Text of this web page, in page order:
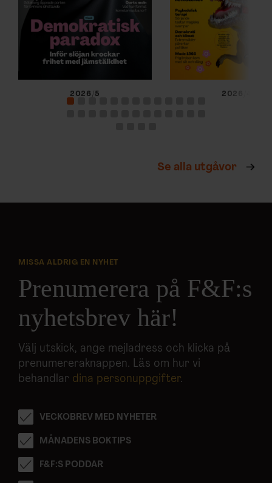
2026/5 2026/4
Se alla utgåvor
MISSA ALDRIG EN NYHET
Prenumerera på F&F:s
nyhetsbrev här!
Välj utskick, ange mejladress och klicka på
prenumereraknappen. Läs om hur vi
behandlar dina personuppgifter.
VECKOBREV MED NYHETER
MÅNADENS BOKTIPS
F&F:S PODDAR